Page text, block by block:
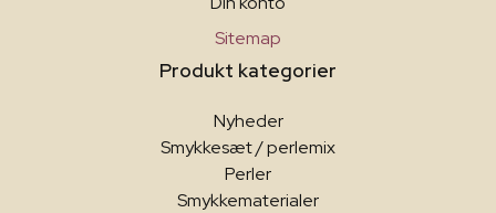
Sitemap
Produkt kategorier
Nyheder
Smykkesæt / perlemix
Perler
Smykkematerialer